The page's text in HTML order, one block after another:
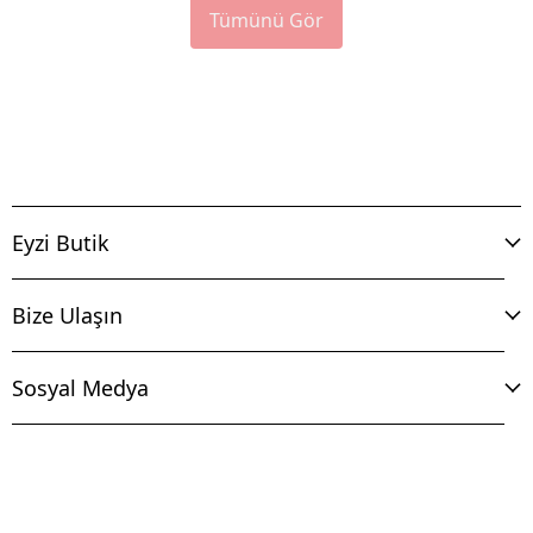
Tümünü Gör
Eyzi Butik
Bize Ulaşın
Sosyal Medya